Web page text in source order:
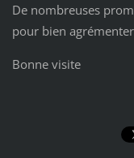
De nombreuses
pour bien
Bonne visite